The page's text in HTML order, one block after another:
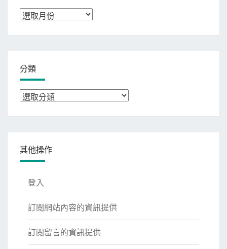
彙
分類
分
其他操作
登入
訂閱網站內容的資訊提供
訂閱留言的資訊提供